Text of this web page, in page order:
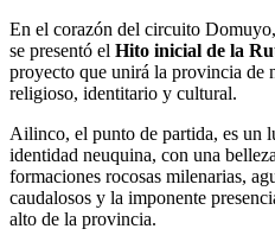
En el corazón del circuito
se presentó el Hito inicial de la
proyecto que unirá la provincia de
religioso, identitario y cultural.
Ailinco, el punto de partida, es un
identidad neuquina, con una
formaciones rocosas milenarias,
caudalosos y la imponente
alto de la provincia.